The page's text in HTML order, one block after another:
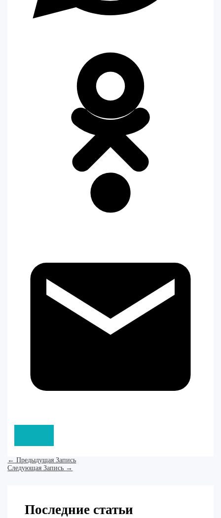
← Предыдущая Запись
Следующая Запись →
Последние статьи